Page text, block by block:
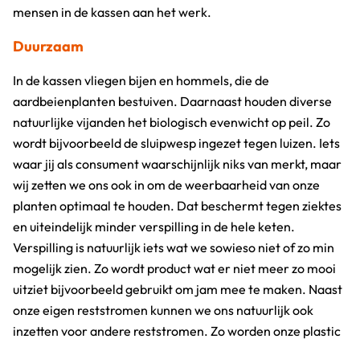
mensen in de kassen aan het werk.
Duurzaam
In de kassen vliegen bijen en hommels, die de
aardbeienplanten bestuiven. Daarnaast houden diverse
natuurlijke vijanden het biologisch evenwicht op peil. Zo
wordt bijvoorbeeld de sluipwesp ingezet tegen luizen. Iets
waar jij als consument waarschijnlijk niks van merkt, maar
wij zetten we ons ook in om de weerbaarheid van onze
planten optimaal te houden. Dat beschermt tegen ziektes
en uiteindelijk minder verspilling in de hele keten.
Verspilling is natuurlijk iets wat we sowieso niet of zo min
mogelijk zien. Zo wordt product wat er niet meer zo mooi
uitziet bijvoorbeeld gebruikt om jam mee te maken. Naast
onze eigen reststromen kunnen we ons natuurlijk ook
inzetten voor andere reststromen. Zo worden onze plastic